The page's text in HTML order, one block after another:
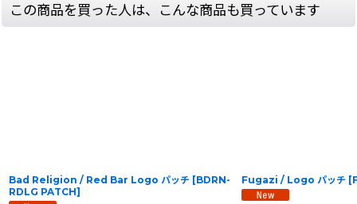
この商品を買った人は、こんな商品も買っています
Bad Religion / Red Bar Logo パッチ [BDRN-
RDLG PATCH]
Fugazi / Logo パッチ [